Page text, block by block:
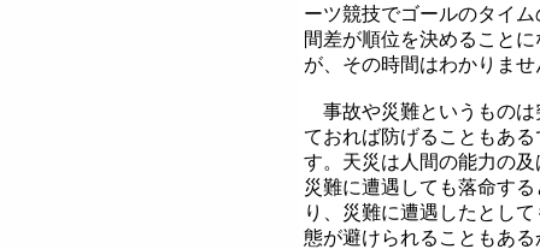
ーツ競技でゴールのタイ
間差が順位を決めること
が、その時間はわかりませ
事故や災難というものは
ておれば防げることもあ
す。天災は人間の能力の
災難に遭遇しても落命す
り、災難に遭遇したとし
態が避けられることもあ